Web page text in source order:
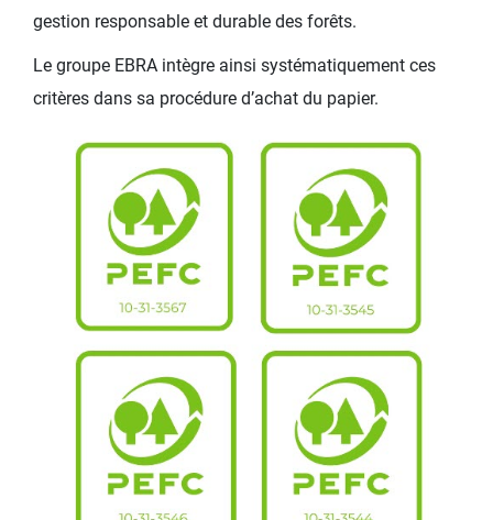
gestion responsable et durable des forêts.
Le groupe EBRA intègre ainsi systématiquement ces
critères dans sa procédure d’achat du papier.